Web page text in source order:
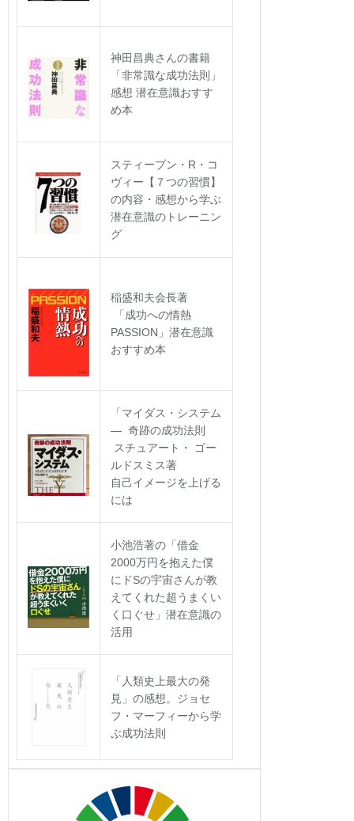
神田昌典さんの書籍
「非常識な成功法則」
感想 潜在意識おすす
め本
スティーブン・R・コ
ヴィー【７つの習慣】
の内容・感想から学ぶ
潜在意識のトレーニン
グ
稲盛和夫会長著
「成功への情熱
PASSION」潜在意識
おすすめ本
「マイダス・システム
― 奇跡の成功法則
スチュアート・ ゴー
ルドスミス著
自己イメージを上げる
には
小池浩著の「借金
2000万円を抱えた僕
にドSの宇宙さんが教
えてくれた超うまくい
く口ぐせ」潜在意識の
活用
「人類史上最大の発
見」の感想。ジョセ
フ・マーフィーから学
ぶ成功法則